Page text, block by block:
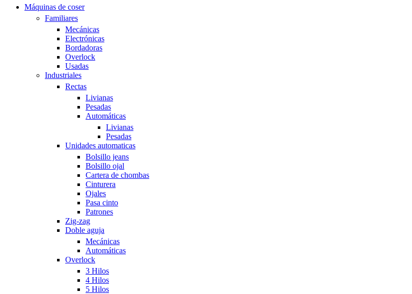
Máquinas de coser
Familiares
Mecánicas
Electrónicas
Bordadoras
Overlock
Usadas
Industriales
Rectas
Livianas
Pesadas
Automáticas
Livianas
Pesadas
Unidades automaticas
Bolsillo jeans
Bolsillo ojal
Cartera de chombas
Cinturera
Ojales
Pasa cinto
Patrones
Zig-zag
Doble aguja
Mecánicas
Automáticas
Overlock
3 Hilos
4 Hilos
5 Hilos